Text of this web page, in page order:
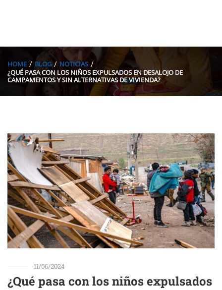
HOME BLOG
NOTICIAS
¿QUÉ PASA CON LOS NIÑOS EXPULSADOS EN DESALOJO DE
CAMPAMENTOS Y SIN ALTERNATIVAS DE VIVIENDA?
11/06/2024
¿Qué pasa con los niños expulsados